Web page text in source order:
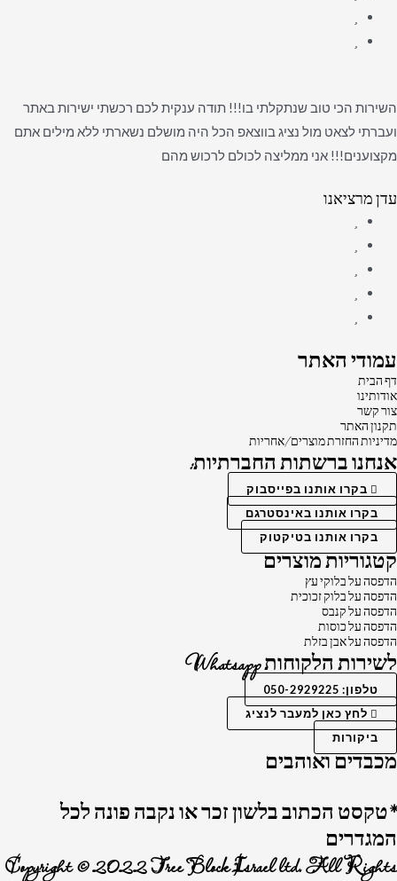
השירות הכי טוב שנתקלתי בו!!! תודה ענקית לכם רכשתי ישירות באתר
ועברתי לצאט מול נציג בווצאפ הכל היה מושלם נשארתי ללא מילים אתם
מקצוענים!!! אני ממליצה לכולם לרכוש מהם
עדן מרציאנו
עמודי האתר
דף הבית
אודותינו
צור קשר
תקנון האתר
מדיניות החזרת מוצרים/אחריות
אנחנו ברשתות החברתיות:
בקרו אותנו בפייסבוק
בקרו אותנו באינסטרגם
בקרו אותנו בטיקטוק
קטגוריות מוצרים
הדפסה על בלוקי עץ
הדפסה על בלוק זכוכית
הדפסה על קנבס
הדפסה על כוסות
הדפסה על אבן בזלת
לשירות הלקוחות Whatsapp
טלפון: 050-2929225
לחץ כאן למעבר לנציג
ביקורות
מכבדים ואוהבים
*טקסט הכתוב בלשון זכר או נקבה פונה לכל
המגדרים
Copyright © 2022 Tree Block Israel ltd. All Rights